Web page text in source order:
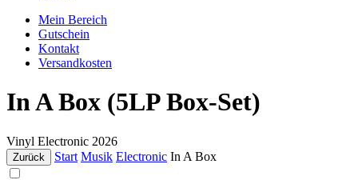
Mein Bereich
Gutschein
Kontakt
Versandkosten
In A Box (5LP Box-Set)
Vinyl Electronic 2026
Zurück Start Musik Electronic In A Box